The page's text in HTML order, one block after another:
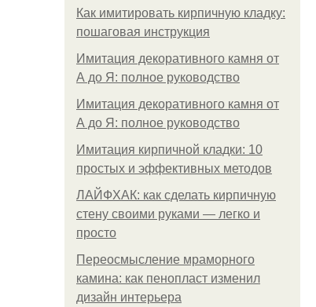
Как имитировать кирпичную кладку:
пошаговая инструкция
Имитация декоративного камня от
А до Я: полное руководство
Имитация декоративного камня от
А до Я: полное руководство
Имитация кирпичной кладки: 10
простых и эффективных методов
ЛАЙФХАК: как сделать кирпичную
стену своими руками — легко и
просто
Переосмысление мраморного
камина: как пенопласт изменил
дизайн интерьера